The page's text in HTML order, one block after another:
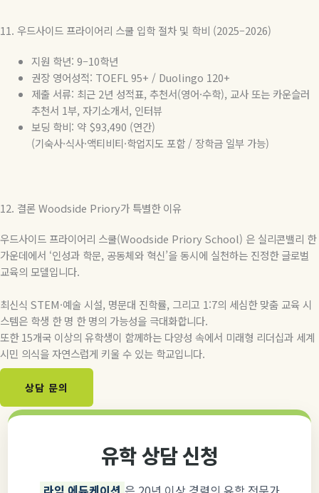
11. 우드사이드 프라이어리 스쿨 입학 절차 및 학비 (2025–2026)
지원 학년: 9–10학년
권장 영어성적: TOEFL 95+ / Duolingo 120+
제출 서류: 최근2년 성적표, 추천서(영어·수학), 교사 또는 카운슬러
추천서 1부, 자기소개서, 인터뷰
보딩 학비: 약$93,490 (연간)
(기숙사·식사·액티비티·학업지도 포함/ 장학금 일부 가능)
12. 결론Woodside Priory가 특별한 이유
우드사이드 프라이어리 스쿨(Woodside Priory School) 은 실리콘밸리 한
가운데에서 ‘인성과 학문, 공동체와 혁신’을 동시에 실천하는 진정한 글로벌
교육의 모델입니다.
최신식 STEM·예술 시설, 명문대 진학률, 그리고 1:7의 세심한 맞춤 교육 시
스템은 학생 한 명 한 명의 가능성을 극대화합니다.
또한15개국 이상의 유학생이 함께하는 다양성 속에서 미래형 리더십과 세계
시민 의식을 자연스럽게 키울 수 있는 학교입니다.
상담 문의
유학 상담 신청